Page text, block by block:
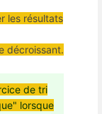
les résultats
décroissant.
de tri
lorsque